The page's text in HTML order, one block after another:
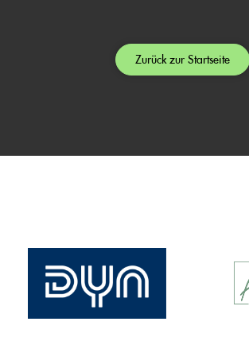
Zurück zur Startseite